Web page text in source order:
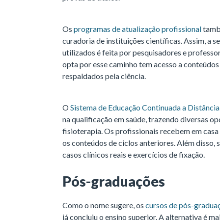
Os programas de atualização profissional
curadoria de instituições científicas. Assim, a
utilizados é feita por pesquisadores e
opta por esse caminho tem acesso a
respaldados pela ciência.
OSistema de Educação Continuada a Distância
na qualificação em saúde, trazendo diversas
fisioterapia. Os profissionais recebem em
os conteúdos de ciclos anteriores. Além
casos clínicos reais e exercícios de fixação.
Pós-graduações
Como o nome sugere, os cursos de pós-
já concluiu o ensino superior. A alternativa é